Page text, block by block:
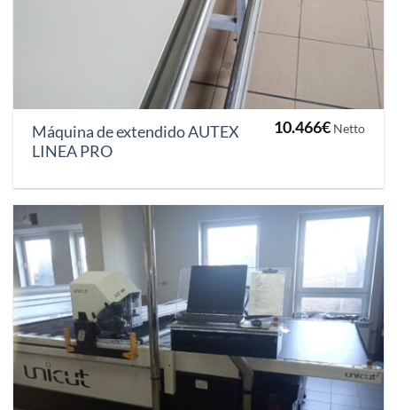
Máquina de extendido AUTEX
LINEA PRO
10.466€ Netto